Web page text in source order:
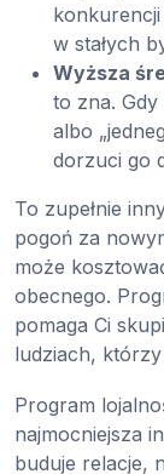
w stałych
Wyższa
to zna.
albo
dorzuci go
To zupełnie
pogoń za
może
obecnego.
pomaga Ci
ludziach,
Program
najmocniejsza
buduje relacje,